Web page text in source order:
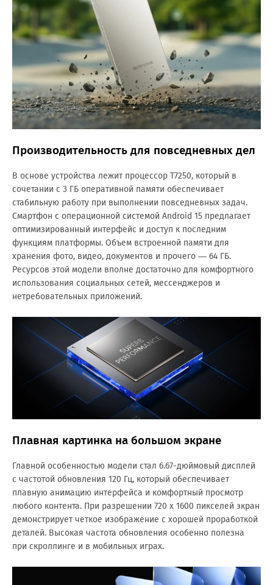
Производительность для повседневных дел
В основе устройства лежит процессор T7250, который в
сочетании с 3 ГБ оперативной памяти обеспечивает
стабильную работу при выполнении повседневных задач.
Смартфон с операционной системой Android 15 предлагает
оптимизированный интерфейс и доступ к последним
функциям платформы. Объем встроенной памяти для
хранения фото, видео, документов и прочего — 64 ГБ.
Ресурсов этой модели вполне достаточно для комфортного
использования социальных сетей, мессенджеров и
нетребовательных приложений.
Плавная картинка на большом экране
Главной особенностью модели стал 6.67-дюймовый дисплей
с частотой обновления 120 Гц, который обеспечивает
плавную анимацию интерфейса и комфортный просмотр
любого контента. При разрешении 720 х 1600 пикселей экран
демонстрирует четкое изображение с хорошей проработкой
деталей. Высокая частота обновления особенно полезна
при скроллинге и в мобильных играх.